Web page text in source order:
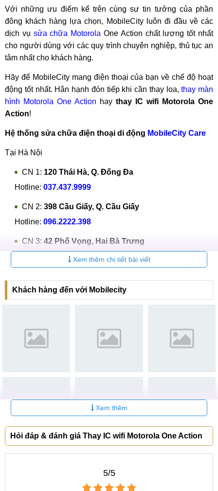
Với những ưu điểm kể trên cùng sự tin tưởng của phần
đông khách hàng lựa chọn, MobileCity luôn đi đầu về các
dịch vụ sửa chữa Motorola One Action chất lượng tốt nhất
cho người dùng với các quy trình chuyên nghiệp, thủ tục an
tâm nhất cho khách hàng.
Hãy để MobileCity mang điện thoại của bạn về chế độ hoạt
động tốt nhất. Hân hạnh đón tiếp khi cần thay loa,thay màn
hình Motorola One Action hay thay IC wifi Motorola One
Action!
Hệ thống sửa chữa điện thoại di động MobileCity Care
Tại Hà Nội
CN 1: 120 Thái Hà, Q. Đống Đa
Hotline: 037.437.9999
CN 2: 398 Cầu Giấy, Q. Cầu Giấy
Hotline: 096.2222.398
CN 3: 42 Phố Vọng, Hai Bà Trưng
0338.424242
CN 4:123 Trần Quang Khải, Quận 1
CN 5:602 Lê Hồng Phong, Quận 10
Hotline:097.3333.602
Hotline:097.123.9797
Xem thêm chi tiết bài viết
Khách hàng đến với Mobilecity
Xem thêm
Hỏi đáp & đánh giá Thay IC wifi Motorola One Action
5/5